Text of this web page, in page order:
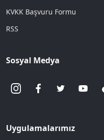
KVKK Başvuru Formu
RSS
Sosyal Medya
Uygulamalarımız